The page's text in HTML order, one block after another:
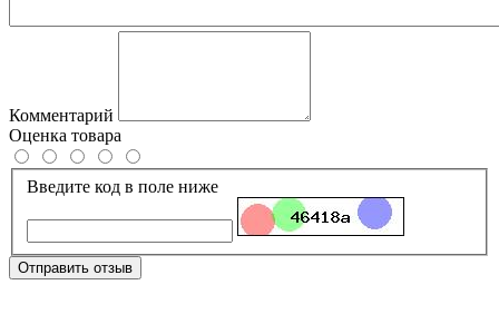
Комментарий
Оценка товара
Введите код в поле ниже
Отправить отзыв